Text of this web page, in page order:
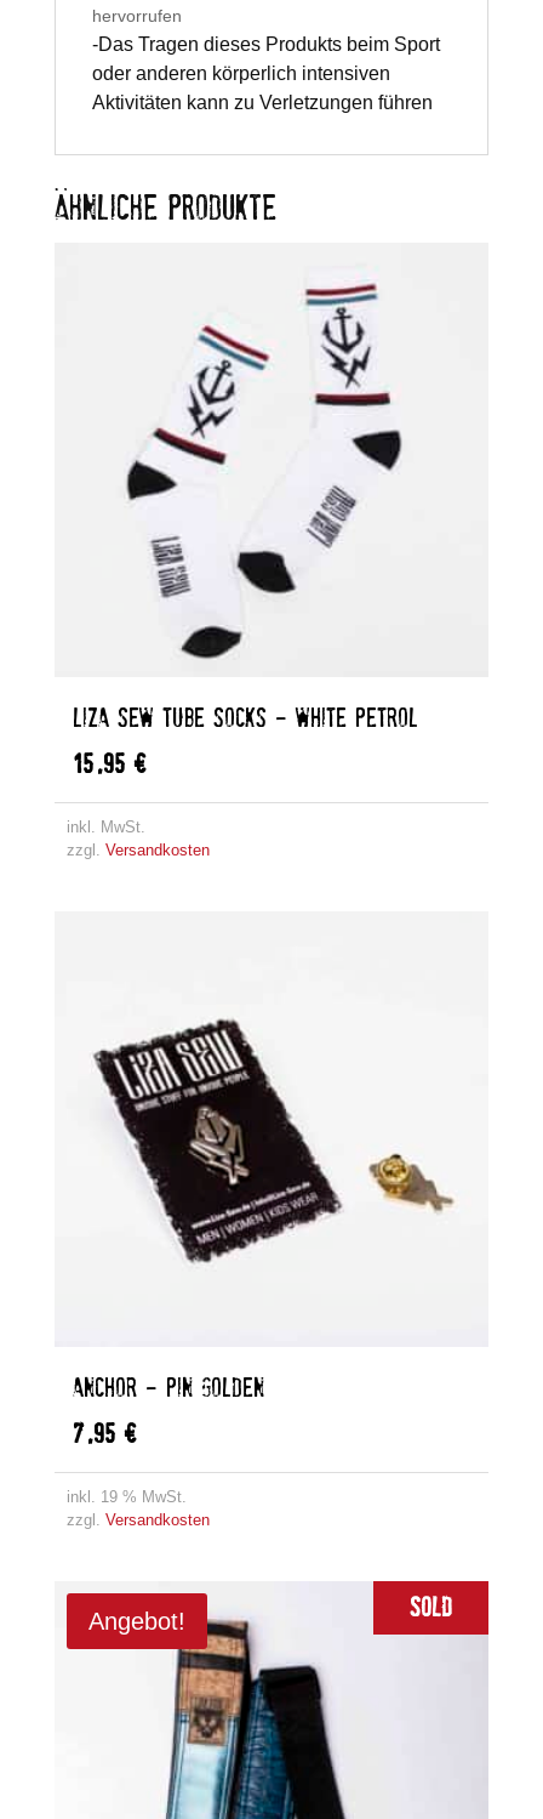
hervorrufen
-Das Tragen dieses Produkts beim Sport
oder anderen körperlich intensiven
Aktivitäten kann zu Verletzungen führen
ÄHNLICHE PRODUKTE
LIZA SEW TUBE SOCKS – WHITE PETROL
15,95 €
inkl. MwSt.
zzgl. Versandkosten
ANCHOR – PIN GOLDEN
7,95 €
inkl. 19 % MwSt.
zzgl. Versandkosten
Angebot! Sold